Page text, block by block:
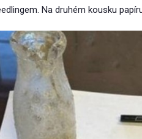
Na druhém kousku